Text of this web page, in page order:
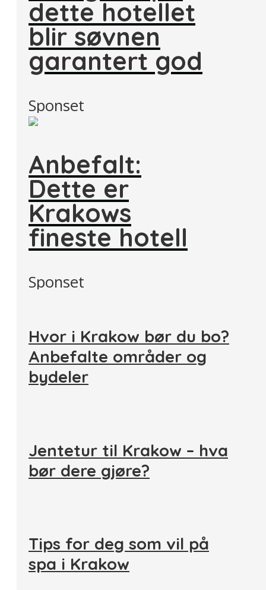
dette hotellet
blir søvnen
garantert god
Sponset
Anbefalt:
Dette er
Krakows
fineste hotell
Sponset
Hvor i Krakow bør du bo?
Anbefalte områder og
bydeler
Jentetur til Krakow – hva
bør dere gjøre?
Tips for deg som vil på
spa i Krakow